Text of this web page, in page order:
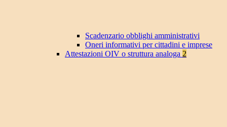
Scadenzario obblighi amministrativi
Oneri informativi per cittadini e imprese
Attestazioni OIV o struttura analoga 2